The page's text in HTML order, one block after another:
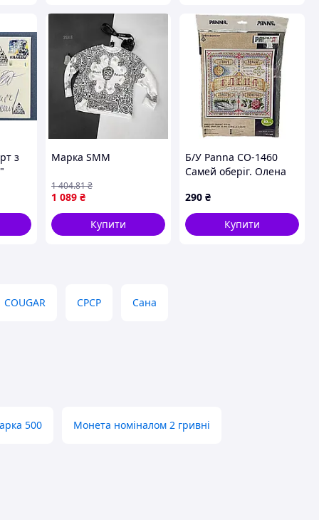
з
Марка SMM
1 089 ₴
1 404.81₴
Купити
Б/У Panna СО-1460
Самей оберіг. Олена
290 ₴
Купити
COUGAR СРСР Сана
500 Монета номіналом 2 гривні